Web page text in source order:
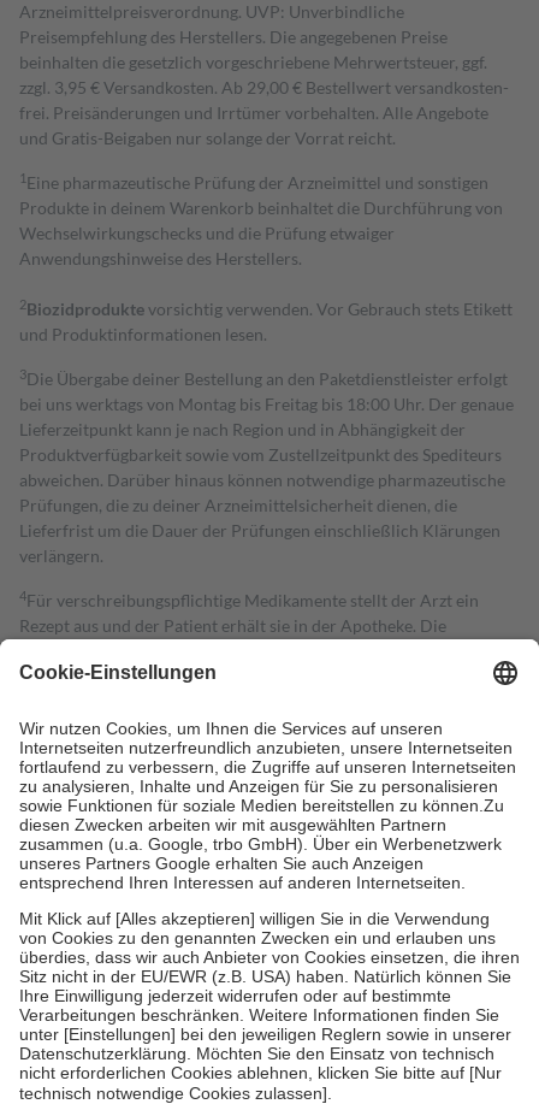
Arzneimittelpreisverordnung. UVP: Unverbindliche
Preisempfehlung des Herstellers. Die angegebenen Preise
beinhalten die gesetzlich vorgeschriebene Mehrwertsteuer, ggf.
zzgl. 3,95 € Versandkosten. Ab 29,00 € Bestell­wert versand­kosten­
frei. Preisänderungen und Irrtümer vorbehalten. Alle Angebote
und Gratis-Beigaben nur solange der Vorrat reicht.
1 Eine pharmazeutische Prüfung der Arzneimittel und sonstigen
Produkte in deinem Warenkorb beinhaltet die Durchführung von
Wechselwirkungschecks und die Prüfung etwaiger
Anwendungshinweise des Herstellers.
2Biozidproduktevorsichtig verwenden. Vor Gebrauch stets Etikett
und Produktinformationen lesen.
3Die Übergabe deiner Bestellung an den Paketdienstleister erfolgt
bei uns werktags von Montag bis Freitag bis 18:00 Uhr. Der genaue
Lieferzeitpunkt kann je nach Region und in Abhängigkeit der
Produktverfügbarkeit sowie vom Zustellzeitpunkt des Spediteurs
abweichen. Darüber hinaus können notwendige pharmazeutische
Prüfungen, die zu deiner Arzneimittelsicherheit dienen, die
Lieferfrist um die Dauer der Prüfungen einschließlich Klärungen
verlängern.
4Für verschreibungspflichtige Medikamente stellt der Arzt ein
Rezept aus und der Patient erhält sie in der Apotheke. Die
Kosten dafür, der Versicherte trägt einen Teil davon als Zuzahlung
Grundsätzlich leisten Mitglieder Zuzahlungen in Höhe von zehn
Prozent des Abgabepreises,mindestensjedochfünf Euround
höchstens zehn Euro.Es sind jedoch nie mehr als die tatsächlichen
Kosten der Leistung zu entrichten.
Diese Regeln gelten grundsätzlich auch für Online-Apotheken.
Bei Heilmitteln und häuslicher Krankenpflege beträgt die
Zuzahlung zehn Prozent der Kosten sowie zehn Euro je
Um das Engagement der Versicherten für ihre eigene Gesundheit zu
stärken und die besondere Stellung der Familie zu unterstützen,
fallenkeine Zuzahlungen an bei:
• Kindern und Jugendlichen bis zum vollendeten 18. Lebensjahr
mit Ausnahme der Fahrkosten
• Untersuchungen zur Vorsorge und Früherkennung, die von der
GKV getragen werden